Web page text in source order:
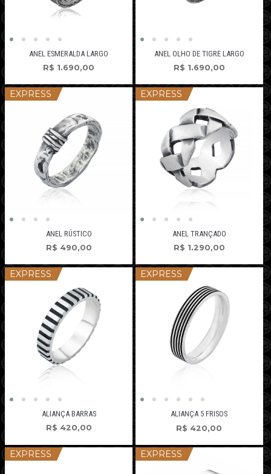
ANEL ESMERALDA LARGO
R$ 1.690,00
ANEL OLHO DE TIGRE LARGO
R$ 1.690,00
EXPRESS
ANEL RÚSTICO
R$ 490,00
EXPRESS
ANEL TRANÇADO
R$ 1.290,00
EXPRESS
ALIANÇA BARRAS
R$ 420,00
EXPRESS
ALIANÇA 5 FRISOS
R$ 420,00
EXPRESS EXPRESS